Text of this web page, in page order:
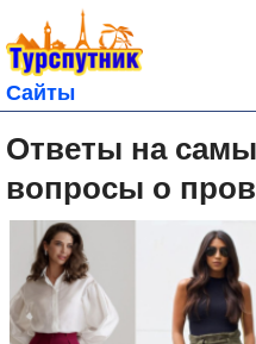
Сайты
Ответы на
вопросы о